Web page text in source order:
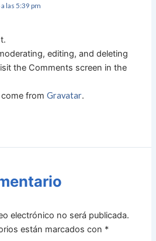
las 5:39 pm
editing, and deleting
the Comments screen in the
come fromGravatar.
electrónico no será publicada.
están marcados con *